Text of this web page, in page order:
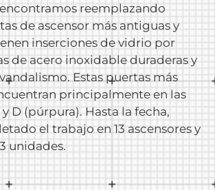
reemplazando
de ascensor más antiguas y
inserciones de vidrio por
de acero inoxidable duraderas y
Estas puertas más
principalmente en las
D (púrpura). Hasta la fecha,
el trabajo en 13 ascensores y
unidades.